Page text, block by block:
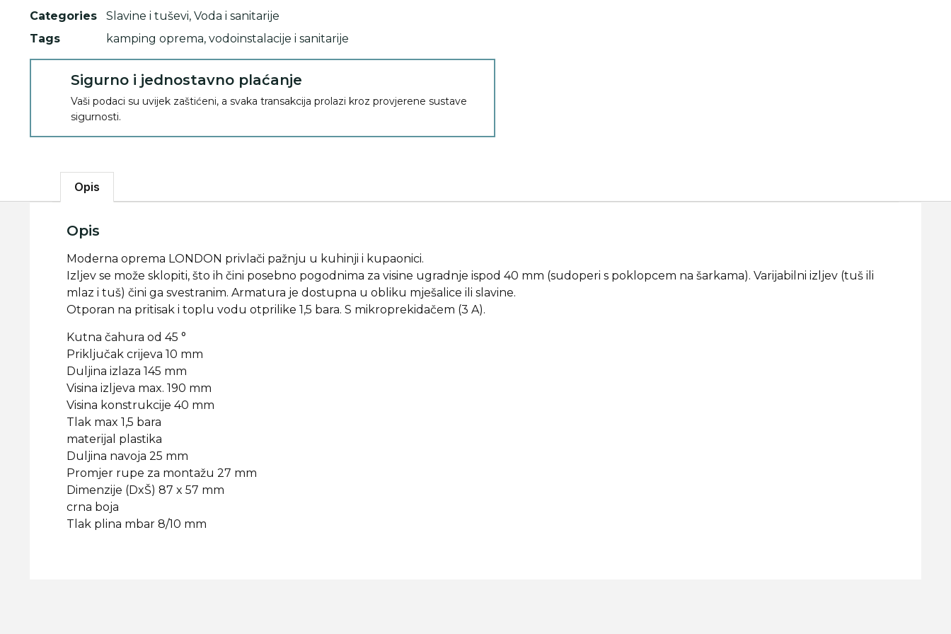
Categories
Slavine i tuševi, Voda i sanitarije
Tags
kamping oprema, vodoinstalacije i sanitarije
Sigurno i jednostavno plaćanje
Vaši podaci su uvijek zaštićeni, a svaka transakcija prolazi kroz provjerene sustave
sigurnosti.
Opis
Opis
Moderna oprema LONDON privlači pažnju u kuhinji i kupaonici.
Izljev se može sklopiti, što ih čini posebno pogodnima za visine ugradnje ispod 40 mm (sudoperi s poklopcem na šarkama). Varijabilni izljev (tuš ili
mlaz i tuš) čini ga svestranim. Armatura je dostupna u obliku mješalice ili slavine.
Otporan na pritisak i toplu vodu otprilike 1,5 bara. S mikroprekidačem (3 A).
Kutna čahura od 45 °
Priključak crijeva 10 mm
Duljina izlaza 145 mm
Visina izljeva max. 190 mm
Visina konstrukcije 40 mm
Tlak max 1,5 bara
materijal plastika
Duljina navoja 25 mm
Promjer rupe za montažu 27 mm
Dimenzije (DxŠ) 87 x 57 mm
crna boja
Tlak plina mbar 8/10 mm